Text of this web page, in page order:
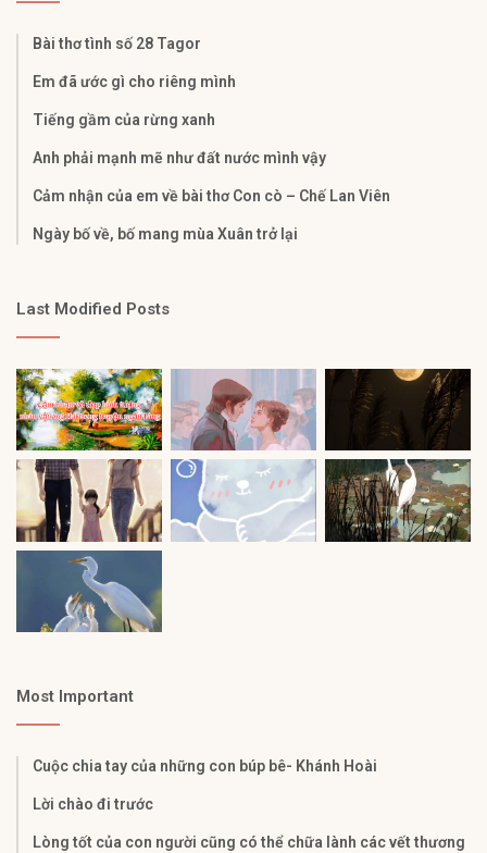
Bài thơ tình số 28 Tagor
Em đã ước gì cho riêng mình
Tiếng gầm của rừng xanh
Anh phải mạnh mẽ như đất nước mình vậy
Cảm nhận của em về bài thơ Con cò – Chế Lan Viên
Ngày bố về, bố mang mùa Xuân trở lại
Last Modified Posts
Most Important
Cuộc chia tay của những con búp bê- Khánh Hoài
Lời chào đi trước
Lòng tốt của con người cũng có thể chữa lành các vết thương